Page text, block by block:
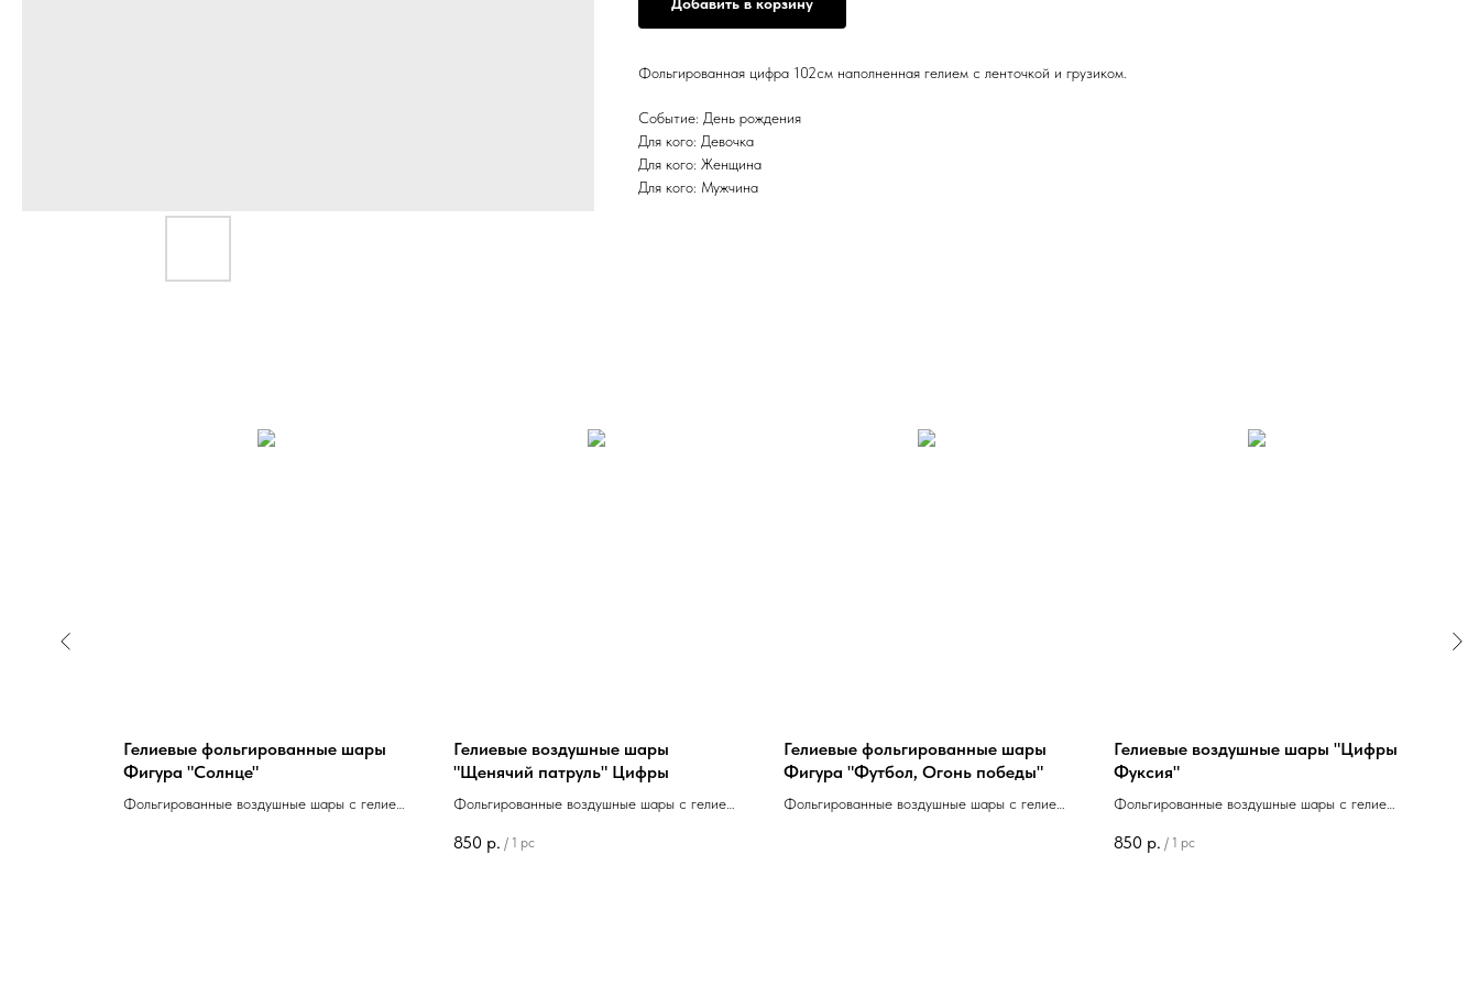
Фольгированная цифра 102см наполненная гелием с ленточкой и грузиком.
Событие: День рождения
Для кого: Девочка
Для кого: Женщина
Для кого: Мужчина
Гелиевые фольгированные шары
Фигура "Солнце"
Фольгированные воздушные шары с гелием
Гелиевые воздушные шары
"Щенячий патруль" Цифры
Фольгированные воздушные шары с гелием
Цифры
850 р. / 1 pc
Гелиевые фольгированные шары
Фигура "Футбол, Огонь победы"
Фольгированные воздушные шары с гелием
Гелиевые воздушные шары "Цифры
Фуксия"
Фольгированные воздушные шары с гелием
850 р. / 1 pc